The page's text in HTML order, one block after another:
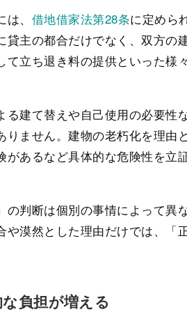
、 借地借家法第28条に定めら
貸主の都合だけでなく、双方の
立ち退き料の提供といった様
建て替えや自己使用の必要性
ません。建物の老朽化を理由
あるなど具体的な危険性を立
判断は個別の事情によって異
漠然とした理由だけでは、「
負担が増える